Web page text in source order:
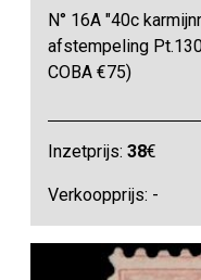
N° 16A "40c
afstempeling
COBA €75)
Inzetprijs:38€
Verkoopprijs: -